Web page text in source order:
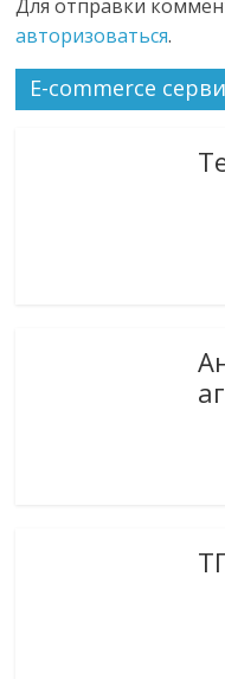
Для отправки
авторизоваться.
E-commerce